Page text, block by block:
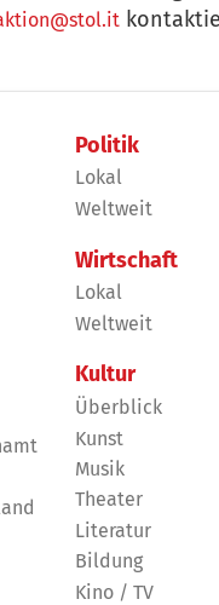
Politik
Lokal
Weltweit
Wirtschaft
Lokal
Weltweit
Kultur
Überblick
Kunst
Musik
Theater
Literatur
Bildung
Kino / TV